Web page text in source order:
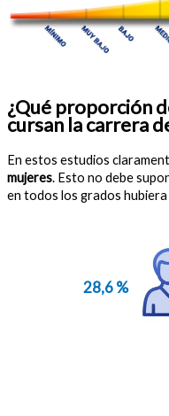
¿Qué proporción
cursan la carrera
En estos estudios
mujeres. Esto no debe
en todos los grados hubiera
28,6 %